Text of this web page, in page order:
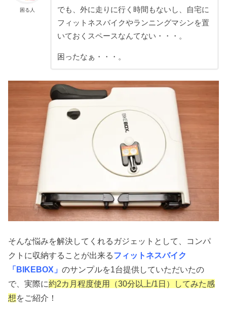
困る人
でも、外に走りに行く時間もないし、自宅に
フィットネスバイクやランニングマシンを置
いておくスペースなんてない・・・。
困ったなぁ・・・。
そんな悩みを解決してくれるガジェットとして、コンパ
クトに収納することが出来るフィットネスバイク
「BIKEBOX」のサンプルを1台提供していただいたの
で、実際に約2カ月程度使用（30分以上/1日）してみた感
想をご紹介！